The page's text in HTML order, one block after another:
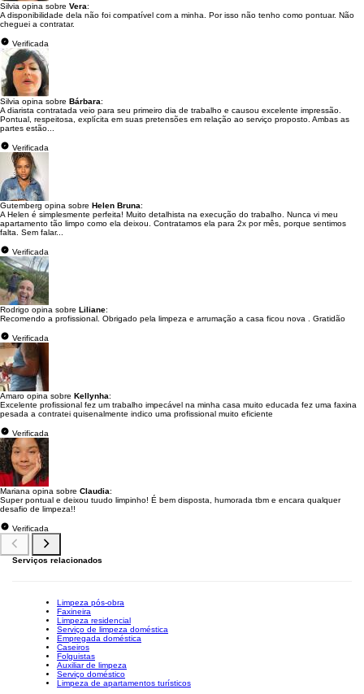
Silvia opina sobre Vera:
A disponibilidade dela não foi compatível com a minha. Por isso não tenho como pontuar. Não
cheguei a contratar.
Verificada
Silvia opina sobre Bárbara:
A diarista contratada veio para seu primeiro dia de trabalho e causou excelente impressão.
Pontual, respeitosa, explícita em suas pretensões em relação ao serviço proposto. Ambas as
partes estão...
Verificada
Gutemberg opina sobre Helen Bruna:
A Helen é simplesmente perfeita! Muito detalhista na execução do trabalho. Nunca vi meu
apartamento tão limpo como ela deixou. Contratamos ela para 2x por mês, porque sentimos
falta. Sem falar...
Verificada
Rodrigo opina sobre Liliane:
Recomendo a profissional. Obrigado pela limpeza e arrumação a casa ficou nova . Gratidão
Verificada
Amaro opina sobre Kellynha:
Excelente profissional fez um trabalho impecável na minha casa muito educada fez uma faxina
pesada a contratei quisenalmente indico uma profissional muito eficiente
Verificada
Mariana opina sobre Claudia:
Super pontual e deixou tuudo limpinho! É bem disposta, humorada tbm e encara qualquer
desafio de limpeza!!
Verificada
Serviços relacionados
Limpeza pós-obra
Faxineira
Limpeza residencial
Serviço de limpeza doméstica
Empregada doméstica
Caseiros
Folguistas
Auxiliar de limpeza
Serviço doméstico
Limpeza de apartamentos turísticos